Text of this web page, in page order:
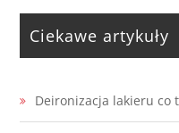
Ciekawe artykuły
Deironizacja lakieru co